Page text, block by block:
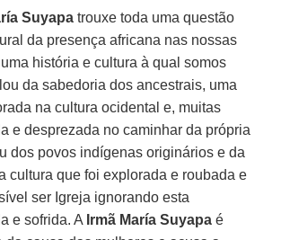
Suyapa trouxe toda uma questão
da presença africana nas nossas
história e cultura à qual somos
da sabedoria dos ancestrais, uma
na cultura ocidental e, muitas
e desprezada no caminhar da própria
dos povos indígenas originários e da
cultura que foi explorada e roubada e
ser Igreja ignorando esta
e sofrida. A Irmã María Suyapa é